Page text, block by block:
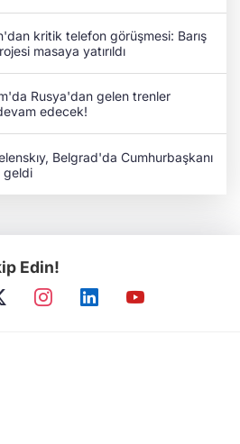
kritik telefon görüşmesi: Barış
masaya yatırıldı
Rusya'dan gelen trenler
edecek!
Belgrad'da Cumhurbaşkanı
geldi
Edin!